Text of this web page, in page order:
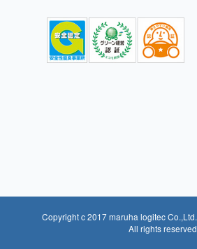
Copyright c 2017 maruha logitec Co.,Ltd.
All rights reserved